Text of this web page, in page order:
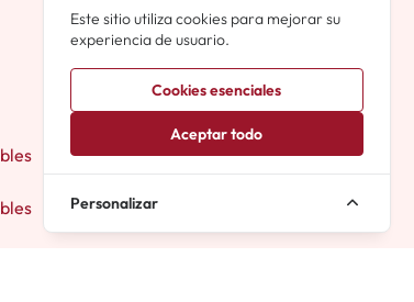
info@carteleramusicales.es
Este sitio utiliza cookies para mejorar su
experiencia de usuario.
Cookies esenciales
Aceptar todo
Personalizar